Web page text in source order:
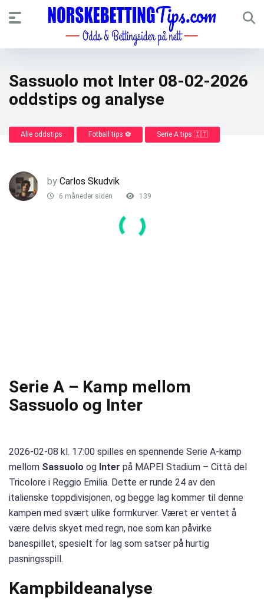
Sassuolo mot Inter 08-02-2026
oddstips og analyse
Alle oddstips Fotball tips ⚽ Serie A tips 🇮🇹
by Carlos Skudvik
6 måneder siden 139
Serie A – Kamp mellom
Sassuolo og Inter
2026-02-08 kl. 17:00 spilles en spennende Serie A-kamp
mellom Sassuolo og Inter på MAPEI Stadium – Città del
Tricolore i Reggio Emilia. Dette er runde 24 av den
italienske toppdivisjonen, og begge lag kommer til denne
kampen med svært ulike formkurver. Været er ventet å
være delvis skyet med regn, noe som kan påvirke
banespillet, spesielt for lag som satser på hurtig
pasningsspill.
Kampbildeanalyse